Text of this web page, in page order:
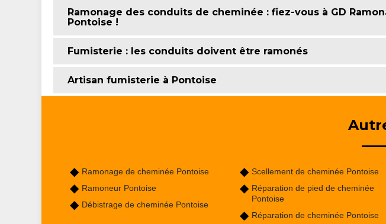
Ramonage des conduits de cheminée : fiez-vous à GD
Pontoise !
Fumisterie : les conduits doivent être ramonés
Artisan fumisterie à Pontoise
Ramonage de cheminée Pontoise
Ramoneur Pontoise
Débistrage de cheminée Pontoise
Scellement de cheminée Pontoise
Réparation de pied de cheminée
Pontoise
Réparation de cheminée Pontoise